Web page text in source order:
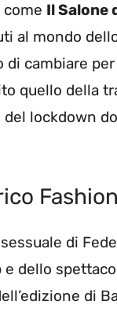
Il Salone
al mondo
cambiare
quello della
lockdown
di
dello
di